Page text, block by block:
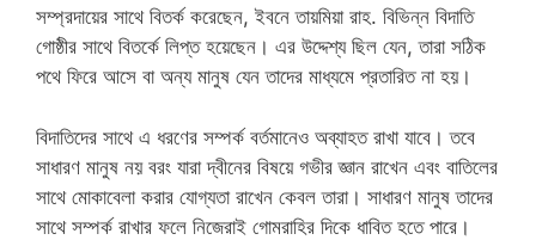
সম্প্রদায়ের সাথে বিতর্ক করেছেন, ইবনে তায়মিয়া রাহ. বিভিন্ন বিদাতি
গোষ্ঠীর সাথে বিতর্কে লিপ্ত হয়েছেন। এর উদ্দেশ্য ছিল যেন, তারা সঠিক
পথে ফিরে আসে বা অন্য মানুষ যেন তাদের মাধ্যমে প্রতারিত না হয়।
বিদাতিদের সাথে এ ধরণের সম্পর্ক বর্তমানেও অব্যাহত রাখা যাবে। তবে
সাধারণ মানুষ নয় বরং যারা দ্বীনের বিষয়ে গভীর জ্ঞান রাখেন এবং বাতিলের
সাথে মোকাবেলা করার যোগ্যতা রাখেন কেবল তারা। সাধারণ মানুষ তাদের
সাথে সম্পর্ক রাখার ফলে নিজেরাই গোমরাহির দিকে ধাবিত হতে পারে।